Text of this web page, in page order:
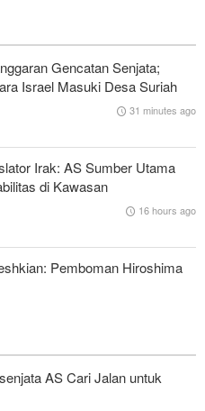
Hormuz Bergantung pada
Kita pada Fakta Pahit: Dunia
Niat Baik atau Kepentingan
Iran Tidak Buat Nuklir, Tapi
Gencatan Senjata;
Israel Masuki Desa Suriah
31 minutes ago
Irak: AS Sumber Utama
di Kawasan
16 hours ago
Pemboman Hiroshima
AS Cari Jalan untuk